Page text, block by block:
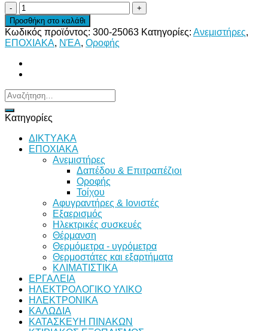
ΑΝΕΜΙΣΤΗΡΑΣ
ΟΡΟΦΗΣ
ΠΑΙΔΙΚΟΣ
ΑΕΡΟΠΛΑΝΟ
ΛΕΥΚΟΣ
24W
ΜΕ
ΦΩΣ
46W
ΚΑΙ
ΚΟΝΤΡΟΛ
ποσότητα
Προσθήκη στο καλάθι
Κωδικός προϊόντος: 300-25063 Κατηγορίες: Ανεμιστήρες,
ΕΠΟΧΙΑΚΑ, ΝΈΑ, Οροφής
Αναζήτηση
για:
Κατηγορίες
ΔΙKTΥAKA
ΕΠΟΧΙΑΚΑ
Ανεμιστήρες
Δαπέδου & Επιτραπέζιοι
Οροφής
Τοίχου
Αφυγραντήρες & Ιονιστές
Εξαερισμός
Ηλεκτρικές συσκευές
Θέρμανση
Θερμόμετρα - υγρόμετρα
Θερμοστάτες και εξαρτήματα
ΚΛΙΜΑΤΙΣΤΙΚΑ
ΕΡΓΑΛΕΙΑ
ΗΛΕΚΤΡΟΛΟΓΙΚΟ ΥΛΙΚΟ
ΗΛΕΚΤΡΟΝΙΚΑ
ΚΑΛΩΔΙΑ
ΚΑΤΑΣΚΕΥΗ ΠΙΝΑΚΩΝ